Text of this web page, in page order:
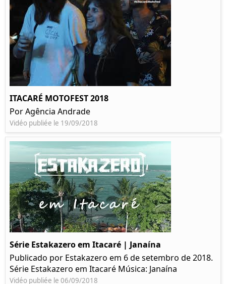
ITACARÉ MOTOFEST 2018
Por Agência Andrade
Vidéo publiée le 19/09/2018
Série Estakazero em Itacaré | Janaína
Publicado por Estakazero em 6 de setembro de 2018.
Série Estakazero em Itacaré Música: Janaína
Vidéo publiée le 06/09/2018